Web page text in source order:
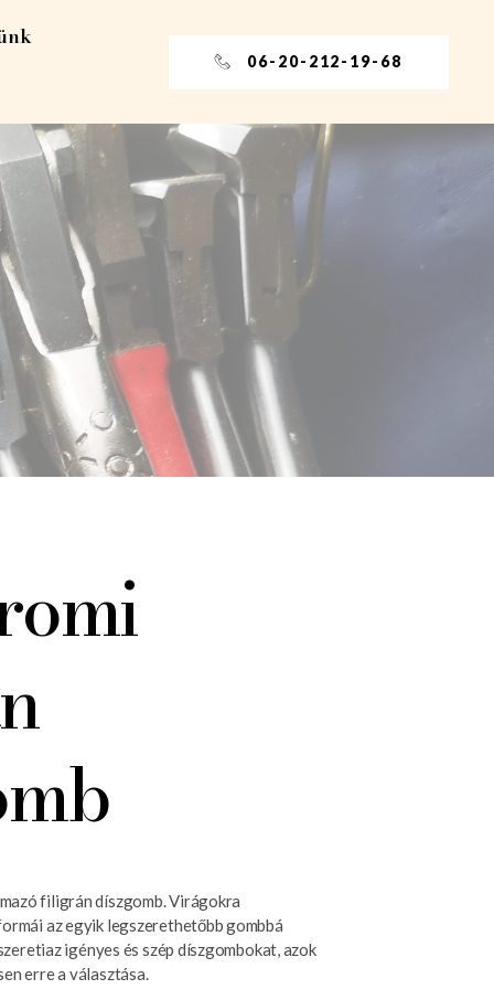
06-20-212-19-68
filigrán díszgomb. Virágokra
az egyik legszerethetőbb gombbá
igényes és szép díszgombokat, azok
erre a választása.